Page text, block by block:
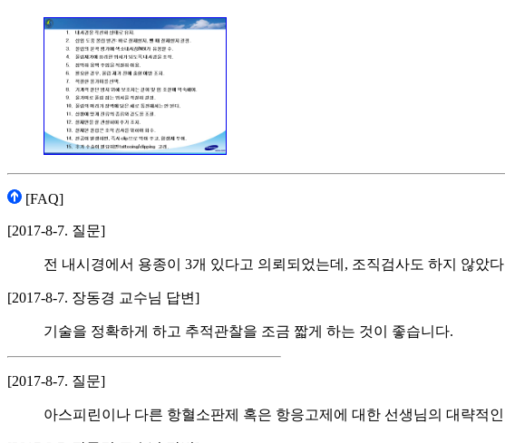
[FAQ]
[2017-8-7. 질문]
전 내시경에서 용종이 3개 있다고 의뢰되었는데, 조직검사도 하지 않았
[2017-8-7. 장동경 교수님 답변]
기술을 정확하게 하고 추적관찰을 조금 짧게 하는 것이 좋습니다.
[2017-8-7. 질문]
아스피린이나 다른 항혈소판제 혹은 항응고제에 대한 선생님의 대략적